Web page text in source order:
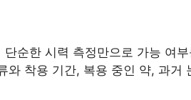
순한 시력 측정만으로 가능 여
와 착용 기간, 복용 중인 약, 과거